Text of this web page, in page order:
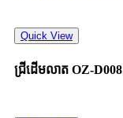
Quick View
ជ្រីដើមលាត OZ-D008